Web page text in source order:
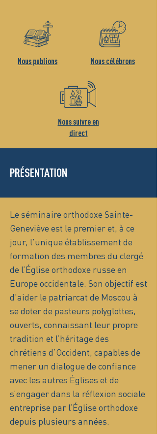
Nous publions Nous célébrons
Nous suivre en
direct
PRÉSENTATION
Le séminaire orthodoxe Sainte-
Geneviève est le premier et, à ce
jour, l'unique établissement de
formation des membres du clergé
de l’Église orthodoxe russe en
Europe occidentale. Son objectif est
d'aider le patriarcat de Moscou à
se doter de pasteurs polyglottes,
ouverts, connaissant leur propre
tradition et l’héritage des
chrétiens d’Occident, capables de
mener un dialogue de confiance
avec les autres Églises et de
s’engager dans la réflexion sociale
entreprise par l’Église orthodoxe
depuis plusieurs années.